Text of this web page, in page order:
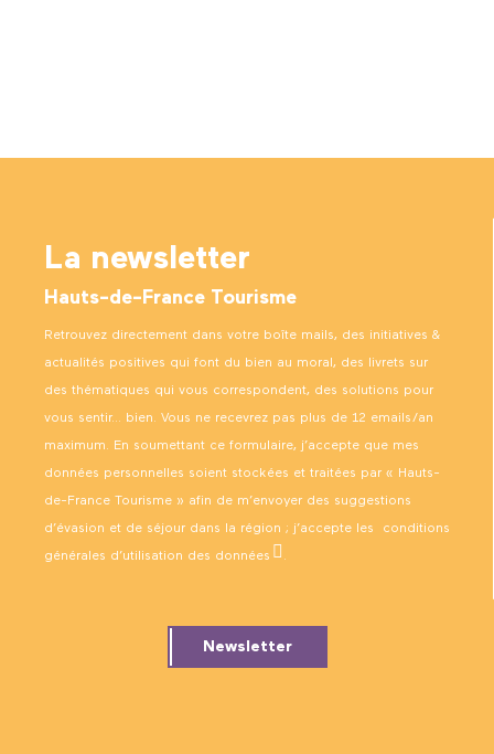
La newsletter
Hauts-de-France Tourisme
Retrouvez directement dans votre boîte mails, des initiatives &
actualités positives qui font du bien au moral, des livrets sur
des thématiques qui vous correspondent, des solutions pour
vous sentir… bien. Vous ne recevrez pas plus de 12 emails/an
maximum. En soumettant ce formulaire, j’accepte que mes
données personnelles soient stockées et traitées par « Hauts-
de-France Tourisme » afin de m’envoyer des suggestions
d’évasion et de séjour dans la région ; j’accepte les conditions
générales d’utilisation des données .
Newsletter